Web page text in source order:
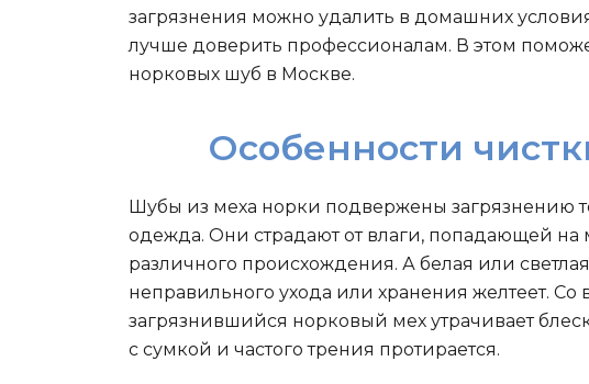
загрязнения можно удалить в домашних
лучше доверить профессионалам. В этом
норковых шуб в Москве.
Особенности
Шубы из меха норки подвержены загрязнению
одежда. Они страдают от влаги, попадающей на
различного происхождения. А белая или
неправильного ухода или хранения желтеет.
загрязнившийся норковый мех утрачивает
с сумкой и частого трения протирается.